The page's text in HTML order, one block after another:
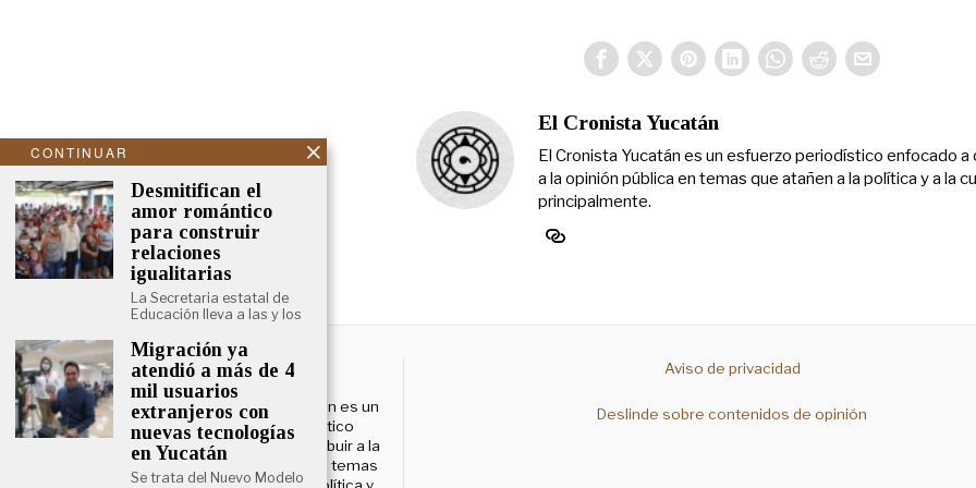
El Cronista Yucatán
El Cronista Yucatán es un esfuerzo periodístico enfocado a
a la opinión pública en temas que atañen a la política y a la
principalmente.
NOSOTROS
El Cronista Yucatán es un
esfuerzo periodístico
enfocado a contribuir a la
opinión pública en temas
Aviso de privacidad
Deslinde sobre contenidos de opinión
CONTINUAR
Desmitifican el
amor romántico
para construir
relaciones
igualitarias
La Secretaria estatal de
Educación lleva a las y los
Migración ya
atendió a más de 4
mil usuarios
extranjeros con
nuevas tecnologías
en Yucatán
Se trata del Nuevo Modelo